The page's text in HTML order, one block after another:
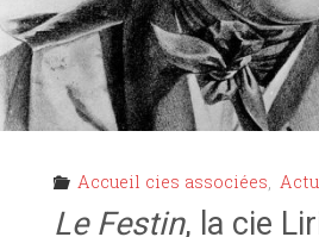
Accueil cies associées,
Le Festin, la cie